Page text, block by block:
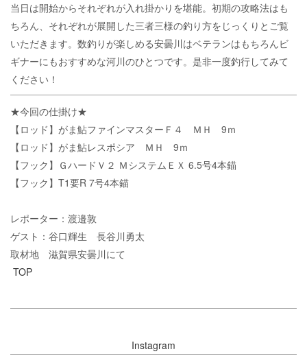
当日は開始からそれぞれが入れ掛かりを堪能。初期の攻略法はも
ちろん、それぞれが展開した三者三様の釣り方をじっくりとご覧
いただきます。数釣りが楽しめる安曇川はベテランはもちろんビ
ギナーにもおすすめな河川のひとつです。是非一度釣行してみて
ください！
★今回の仕掛け★
【ロッド】がま鮎ファインマスターＦ４ ＭＨ 9ｍ
【ロッド】がま鮎レスポシア ＭＨ 9ｍ
【フック】ＧハードＶ２ ＭシステムＥＸ 6.5号4本錨
【フック】T1要R 7号4本錨
レポーター：渡邉敦
ゲスト：谷口輝生 長谷川勇太
取材地 滋賀県安曇川にて
TOP
Instagram